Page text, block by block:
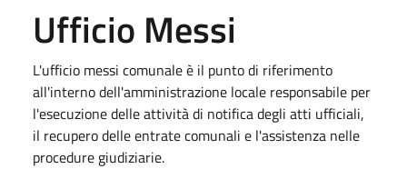
Ufficio Messi
L'ufficio messi comunale è il punto di riferimento
all'interno dell'amministrazione locale responsabile per
l'esecuzione delle attività di notifica degli atti ufficiali,
il recupero delle entrate comunali e l'assistenza nelle
procedure giudiziarie.